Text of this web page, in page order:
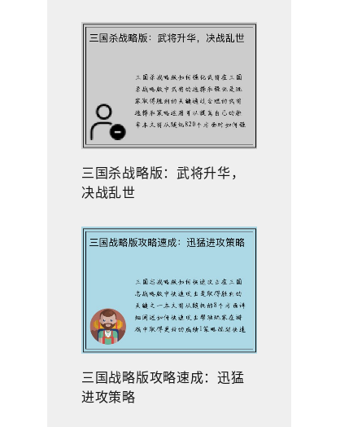
三国杀战略版：武将升华，
决战乱世
三国战略版攻略速成：迅猛
进攻策略